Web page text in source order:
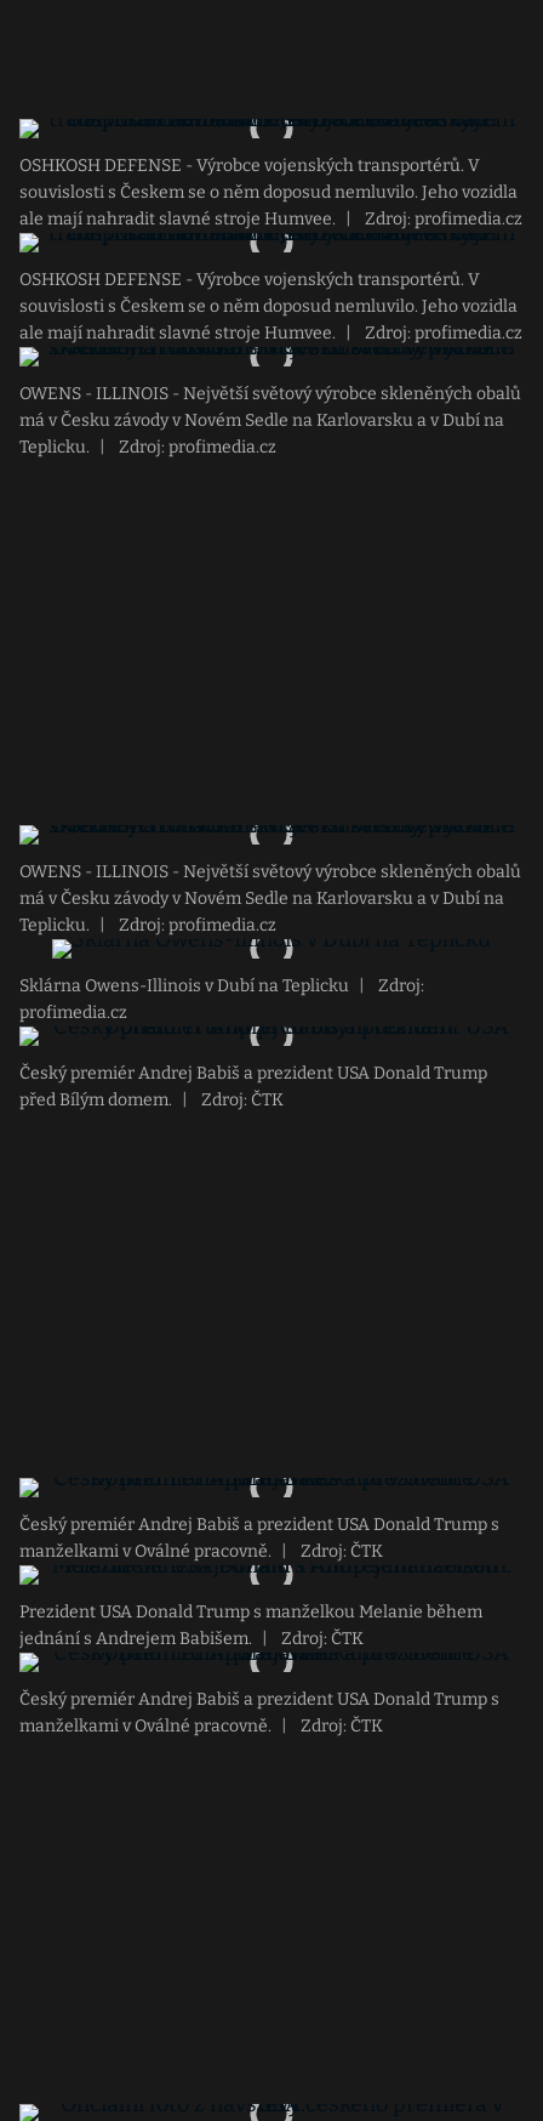
OSHKOSH DEFENSE - Výrobce vojenských transportérů. V
souvislosti s Českem se o něm doposud nemluvilo. Jeho vozidla
ale mají nahradit slavné stroje Humvee.
Zdroj: profimedia.cz
OSHKOSH DEFENSE - Výrobce vojenských transportérů. V
souvislosti s Českem se o něm doposud nemluvilo. Jeho vozidla
ale mají nahradit slavné stroje Humvee.
Zdroj: profimedia.cz
OWENS - ILLINOIS - Největší světový výrobce skleněných obalů
má v Česku závody v Novém Sedle na Karlovarsku a v Dubí na
Teplicku.
Zdroj: profimedia.cz
OWENS - ILLINOIS - Největší světový výrobce skleněných obalů
má v Česku závody v Novém Sedle na Karlovarsku a v Dubí na
Teplicku.
Zdroj: profimedia.cz
Sklárna Owens-Illinois v Dubí na Teplicku
Zdroj:
profimedia.cz
Český premiér Andrej Babiš a prezident USA Donald Trump
před Bílým domem.
Zdroj: ČTK
Český premiér Andrej Babiš a prezident USA Donald Trump s
manželkami v Oválné pracovně.
Zdroj: ČTK
Prezident USA Donald Trump s manželkou Melanie během
jednání s Andrejem Babišem.
Zdroj: ČTK
Český premiér Andrej Babiš a prezident USA Donald Trump s
manželkami v Oválné pracovně.
Zdroj: ČTK